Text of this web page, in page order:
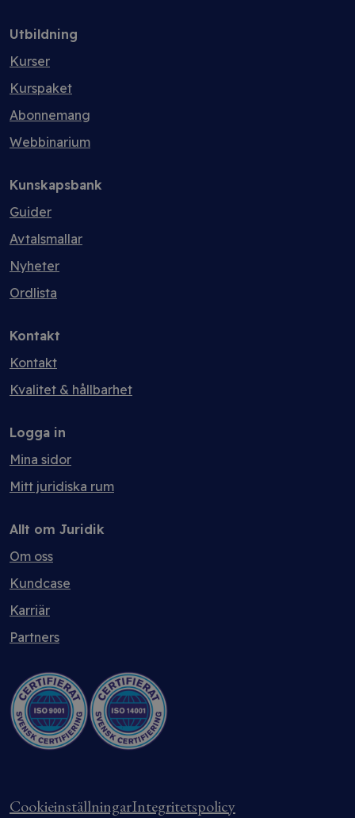
Utbildning
Kurser
Kurspaket
Abonnemang
Webbinarium
Kunskapsbank
Guider
Avtalsmallar
Nyheter
Ordlista
Kontakt
Kontakt
Kvalitet & hållbarhet
Logga in
Mina sidor
Mitt juridiska rum
Allt om Juridik
Om oss
Kundcase
Karriär
Partners
CookieinställningarIntegritetspolicy